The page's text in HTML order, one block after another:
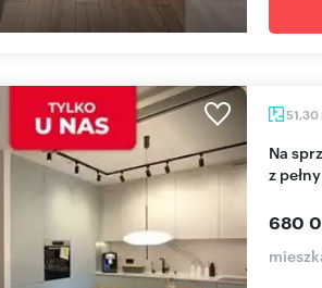
51,30
Na sprzedaż nowoczesne 3-pokojowe mieszkanie
z
680